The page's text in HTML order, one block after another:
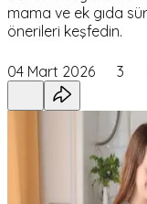
mama ve ek gıda
önerileri keşfedin.
04 Mart 2026 3